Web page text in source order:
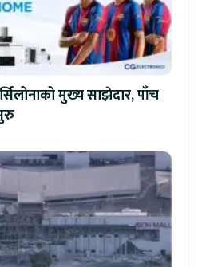
मुख्य साझेदार, पाँच